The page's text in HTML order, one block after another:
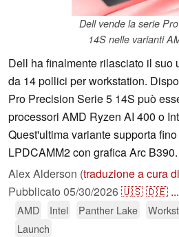
Dell vende la serie
14S nelle varianti
Dell ha finalmente rilasciato il suo
da 14 pollici per workstation.
Pro Precision Serie 5 14S può
processori AMD Ryzen AI 400 o
Quest'ultima variante supporta
LPDCAMM2 con grafica Arc B390.
Alex Alderson (traduzione a cura di
Pubblicato 05/30/2026🇺🇸🇩🇪 ...
AMD Intel Panther Lake
Launch